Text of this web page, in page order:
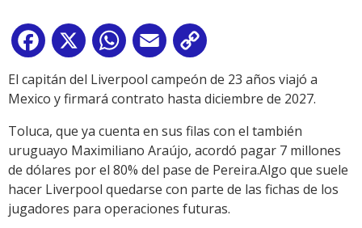
Facebook
X WhatsApp
Email
Link
El capitán del Liverpool campeón de 23 años viajó a
Mexico y firmará contrato hasta diciembre de 2027.
Toluca, que ya cuenta en sus filas con el también
uruguayo Maximiliano Araújo, acordó pagar 7 millones
de dólares por el 80% del pase de Pereira.Algo que suele
hacer Liverpool quedarse con parte de las fichas de los
jugadores para operaciones futuras.